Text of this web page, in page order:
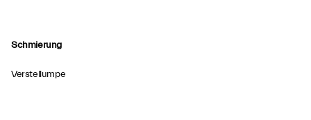
Schmierung
Verstellumpe